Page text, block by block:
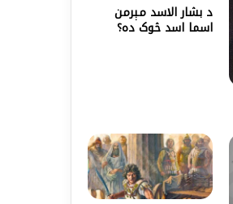
د بشار الاسد مېرمن
اسما اسد څوک ده؟‌